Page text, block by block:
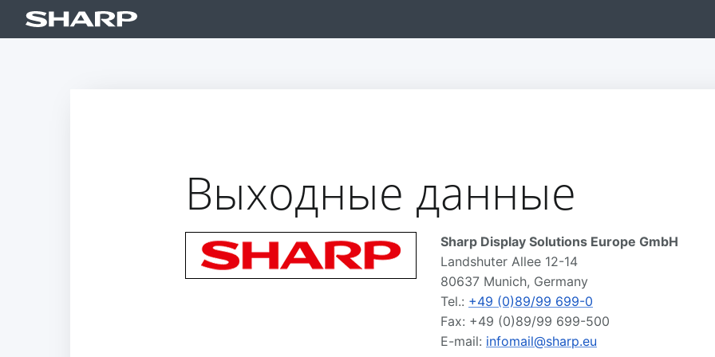
Выходные данные
Sharp Display Solutions Europe GmbH
Landshuter Allee 12-14
80637 Munich, Germany
Tel.: +49 (0)89/99 699-0
Fax: +49 (0)89/99 699-500
E-mail: infomail@sharp.eu